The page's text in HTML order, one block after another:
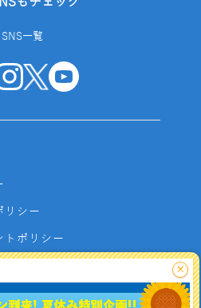
SNS一覧
リシー
トポリシー
×